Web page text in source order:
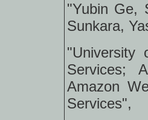
"Yubin Ge,
Sunkara,
"University
Services;
Amazon
Services",